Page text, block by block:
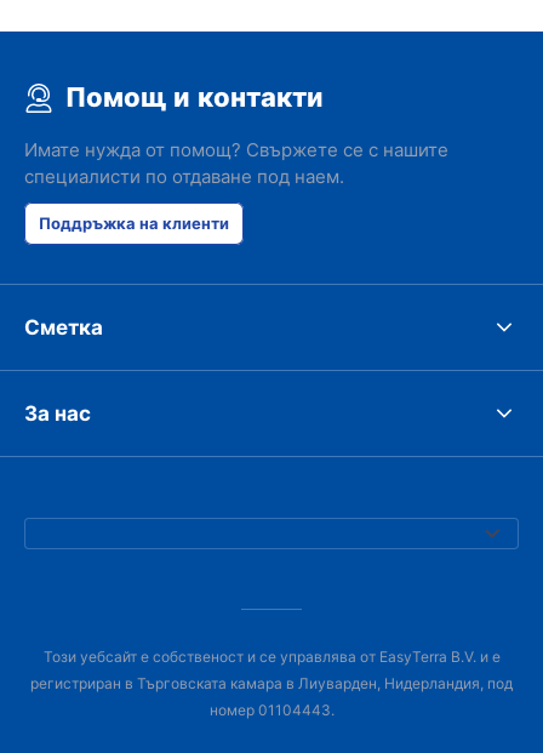
Помощ и контакти
Имате нужда от помощ? Свържете се с нашите
специалисти по отдаване под наем.
Поддръжка на клиенти
Сметка
За нас
Този уебсайт е собственост и се управлява от EasyTerra B.V. и е
регистриран в Търговската камара в Лиуварден, Нидерландия, под
номер 01104443.